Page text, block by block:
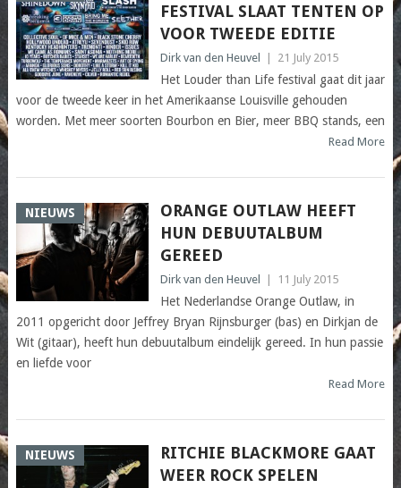
FESTIVAL SLAAT TENTEN OP
VOOR TWEEDE EDITIE
Dirk van den Heuvel 21 July 2015
Het Louder than Life festival gaat dit jaar
voor de tweede keer in het Amerikaanse Louisville gehouden
worden. Met meer soorten Bourbon en Bier, meer BBQ stands, een
Read More
NIEUWS
ORANGE OUTLAW HEEFT
HUN DEBUUTALBUM
GEREED
Dirk van den Heuvel 11 July 2015
Het Nederlandse Orange Outlaw, in
2011 opgericht door Jeffrey Bryan Rijnsburger (bas) en Dirkjan de
Wit (gitaar), heeft hun debuutalbum eindelijk gereed. In hun passie
en liefde voor
Read More
NIEUWS
RITCHIE BLACKMORE GAAT
WEER ROCK SPELEN